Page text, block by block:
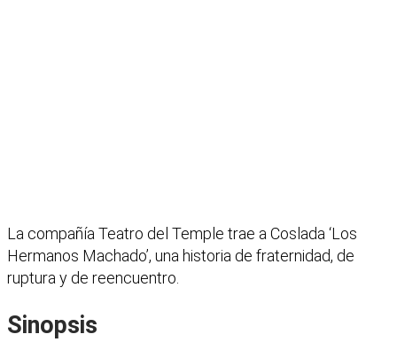
La compañía Teatro del Temple trae a Coslada ‘Los
Hermanos Machado’, una historia de fraternidad, de
ruptura y de reencuentro.
Sinopsis